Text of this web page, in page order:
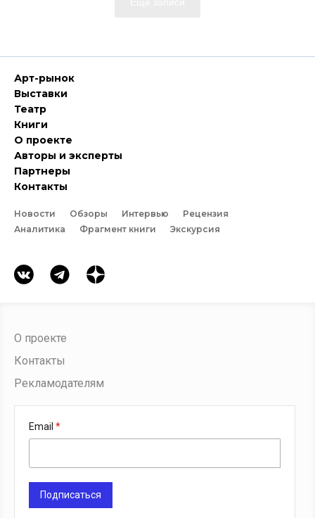
Арт-рынок
Выставки
Театр
Книги
О проекте
Авторы и эксперты
Партнеры
Контакты
Новости Обзоры Интервью
Рецензия
Аналитика
Фрагмент книги Экскурсия
О проекте
Контакты
Рекламодателям
Email
Подписаться